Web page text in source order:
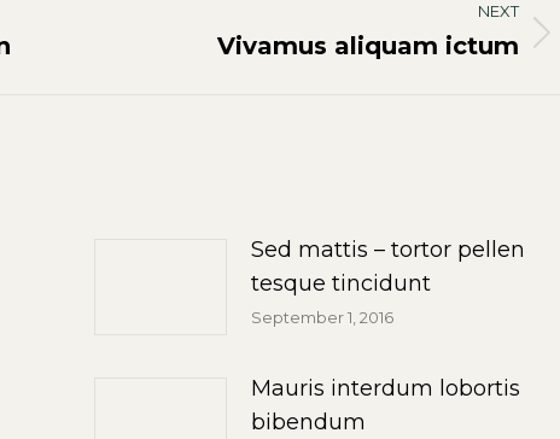
NEXT
Vivamus aliquam ictum
Sed mattis – tortor pellen
tesque tincidunt
September 1, 2016
Mauris interdum lobortis
bibendum